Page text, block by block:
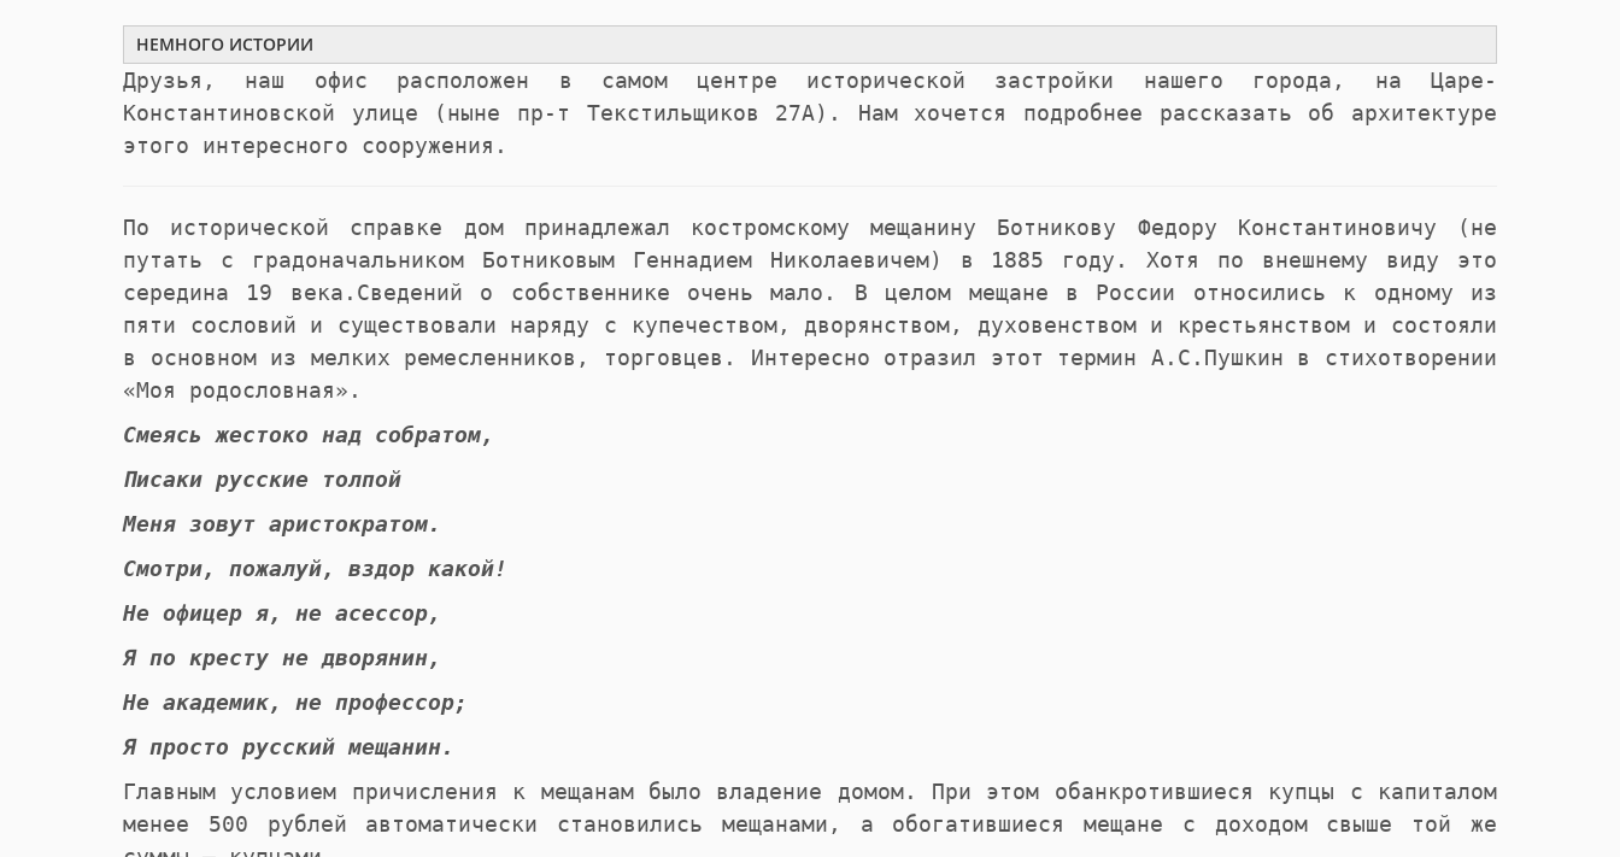
НЕМНОГО ИСТОРИИ
Друзья, наш офис расположен в самом центре исторической застройки нашего города, на Царе-
Константиновской улице (ныне пр-т Текстильщиков 27А). Нам хочется подробнее рассказать об архитектуре
этого интересного сооружения.
По исторической справке дом принадлежал костромскому мещанину Ботникову Федору Константиновичу (не
путать с градоначальником Ботниковым Геннадием Николаевичем) в 1885 году. Хотя по внешнему виду это
середина 19 века.Сведений о собственнике очень мало. В целом мещане в России относились к одному из
пяти сословий и существовали наряду с купечеством, дворянством, духовенством и крестьянством и состояли
в основном из мелких ремесленников, торговцев. Интересно отразил этот термин А.С.Пушкин в стихотворении
«Моя родословная».
Смеясь жестоко над собратом,
Писаки русские толпой
Меня зовут аристократом.
Смотри, пожалуй, вздор какой!
Не офицер я, не асессор,
Я по кресту не дворянин,
Не академик, не профессор;
Я просто русский мещанин.
Главным условием причисления к мещанам было владение домом. При этом обанкротившиеся купцы с капиталом
менее 500 рублей автоматически становились мещанами, а обогатившиеся мещане с доходом свыше той же